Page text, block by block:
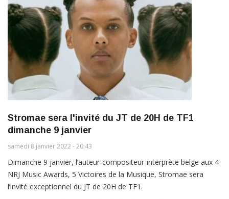
Stromae sera l'invité du JT de 20H de TF1
dimanche 9 janvier
samedi 8 janvier 2022 - 20:43
Dimanche 9 janvier, l’auteur-compositeur-interprète belge aux 4
NRJ Music Awards, 5 Victoires de la Musique, Stromae sera
l’invité exceptionnel du JT de 20H de TF1.